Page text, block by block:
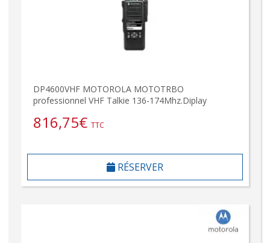
DP4600VHF MOTOROLA MOTOTRBO
professionnel VHF Talkie 136-174Mhz.Diplay
816,75€ TTC
RÉSERVER